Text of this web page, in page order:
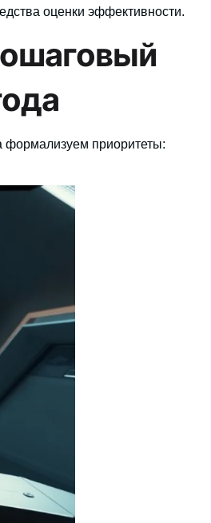
оценки эффективности.
формализуем приоритеты: